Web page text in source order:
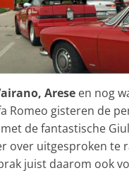
Arese en nog
Romeo gisteren de
de fantastische
over uitgesproken te
juist daarom ook